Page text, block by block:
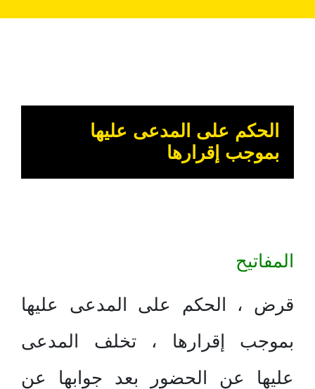
الحكم على المدعى عليها
بموجب إقرارها
المفاتيح
قرض ، الحكم على المدعى عليها
بموجب إقرارها ، تخلف المدعى
عليها عن الحضور بعد جوابها عن